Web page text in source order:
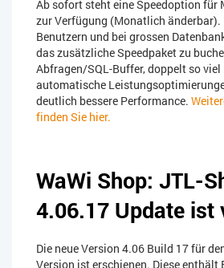
Ab sofort steht eine Speedoption für
zur Verfügung (Monatlich änderbar).
Benutzern und bei grossen
das zusätzliche Speedpaket zu
Abfragen/SQL-Buffer, doppelt so viel
automatische
deutlich bessere Performance.
finden Sie hier.
WaWi Shop: JTL-
4.06.17 Update ist
Die neue Version 4.06 Build 17 für
Version ist erschienen. Diese enthält